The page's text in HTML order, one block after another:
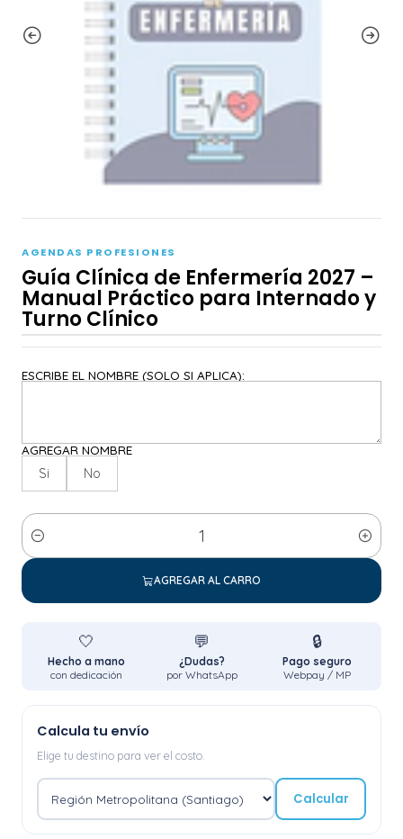
AGENDAS PROFESIONES
Guía Clínica de Enfermería 2027 –
Manual Práctico para Internado y
Turno Clínico
ESCRIBE EL NOMBRE (SOLO SI APLICA):
AGREGAR NOMBRE
Si No
Cantidad
AGREGAR AL CARRO
🤍
Hecho a mano
con dedicación
💬
¿Dudas?
por WhatsApp
🔒
Pago seguro
Webpay / MP
Calcula tu envío
Elige tu destino para ver el costo.
Calcular